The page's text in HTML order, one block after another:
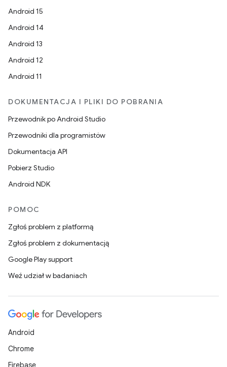
Android 15
Android 14
Android 13
Android 12
Android 11
DOKUMENTACJA I PLIKI DO POBRANIA
Przewodnik po Android Studio
Przewodniki dla programistów
Dokumentacja API
Pobierz Studio
Android NDK
POMOC
Zgłoś problem z platformą
Zgłoś problem z dokumentacją
Google Play support
Weź udział w badaniach
Android
Chrome
Firebase